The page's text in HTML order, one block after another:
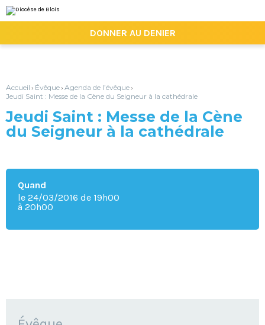
au
contenu.
la
personnels
DONNER AU DENIER
Accueil › Évêque› Agenda de l’évêque›
Jeudi Saint : Messe de la Cène du Seigneur à la cathédrale
Jeudi Saint : Messe de la Cène
du Seigneur à la cathédrale
Quand
le 24/03/2016 de 19h00
à 20h00